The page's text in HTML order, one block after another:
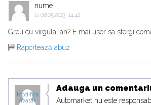
nume
la 08.05.2023, 14:42
Greu cu virgula, ah? E mai usor sa stergi
Raportează abuz
Modifica
avatar
Adauga un
Automarket nu este